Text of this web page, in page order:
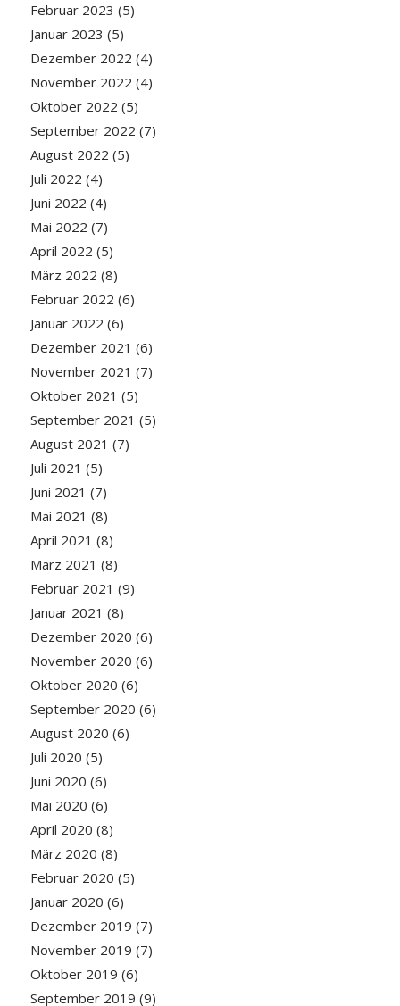
Februar 2023 (5)
Januar 2023 (5)
Dezember 2022 (4)
November 2022 (4)
Oktober 2022 (5)
September 2022 (7)
August 2022 (5)
Juli 2022 (4)
Juni 2022 (4)
Mai 2022 (7)
April 2022 (5)
März 2022 (8)
Februar 2022 (6)
Januar 2022 (6)
Dezember 2021 (6)
November 2021 (7)
Oktober 2021 (5)
September 2021 (5)
August 2021 (7)
Juli 2021 (5)
Juni 2021 (7)
Mai 2021 (8)
April 2021 (8)
März 2021 (8)
Februar 2021 (9)
Januar 2021 (8)
Dezember 2020 (6)
November 2020 (6)
Oktober 2020 (6)
September 2020 (6)
August 2020 (6)
Juli 2020 (5)
Juni 2020 (6)
Mai 2020 (6)
April 2020 (8)
März 2020 (8)
Februar 2020 (5)
Januar 2020 (6)
Dezember 2019 (7)
November 2019 (7)
Oktober 2019 (6)
September 2019 (9)